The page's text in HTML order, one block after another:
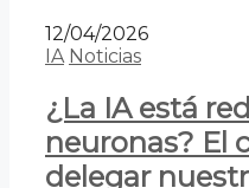
12/04/2026
IA Noticias
¿La IA está
neuronas? El
delegar